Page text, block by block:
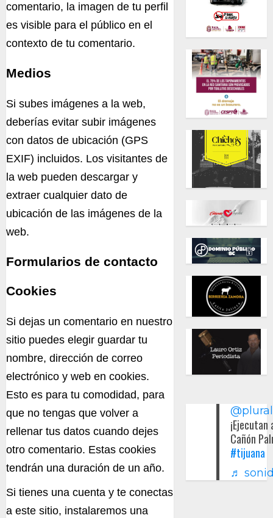
comentario, la imagen de tu perfil
es visible para el público en el
contexto de tu comentario.
Medios
Si subes imágenes a la web,
deberías evitar subir imágenes
con datos de ubicación (GPS
EXIF) incluidos. Los visitantes de
la web pueden descargar y
extraer cualquier dato de
ubicación de las imágenes de la
web.
Formularios de contacto
Cookies
Si dejas un comentario en nuestro
sitio puedes elegir guardar tu
nombre, dirección de correo
electrónico y web en cookies.
Esto es para tu comodidad, para
que no tengas que volver a
rellenar tus datos cuando dejes
otro comentario. Estas cookies
tendrán una duración de un año.
Si tienes una cuenta y te conectas
a este sitio, instalaremos una
Cañón
#tijuana
♬